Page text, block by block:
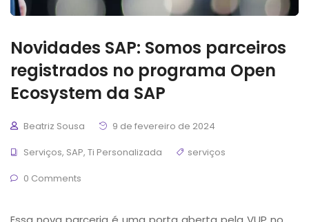
Novidades SAP: Somos parceiros
registrados no programa Open
Ecosystem da SAP
Beatriz Sousa
9 de fevereiro de 2024
Serviços, SAP, Ti Personalizada
serviços
0 Comments